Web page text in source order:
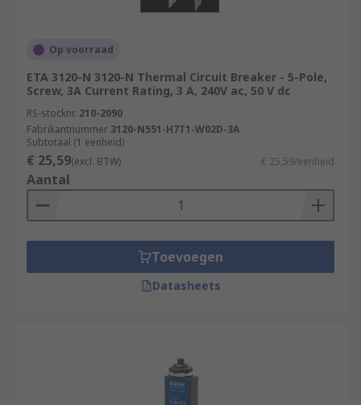
Op voorraad
ETA 3120-N 3120-N Thermal Circuit Breaker - 5-Pole,
Screw, 3A Current Rating, 3 A, 240V ac, 50 V dc
RS-stocknr. 210-2090
Fabrikantnummer 3120-N551-H7T1-W02D-3A
Subtotaal (1 eenheid)
€ 25,59(excl. BTW) € 25,59/eenheid
Aantal
Toevoegen
Datasheets